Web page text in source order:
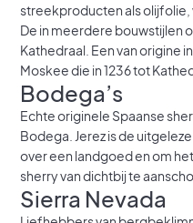
streekproducten als olijfolie,
De in meerdere bouwstijlen
Kathedraal. Een van origine
Moskee die in 1236 tot
Bodega’s
Echte originele Spaanse
Bodega. Jerez is de
over een landgoed en om
sherry van dichtbij te
Sierra Nevada